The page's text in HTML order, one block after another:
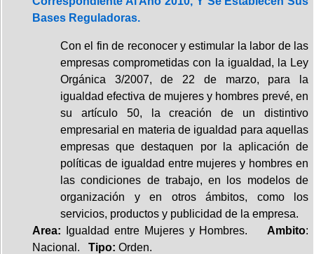
Bases Reguladoras.
Con el fin de reconocer y estimular la labor de las
empresas comprometidas con la igualdad, la Ley
Orgánica 3/2007, de 22 de marzo, para la
igualdad efectiva de mujeres y hombres prevé, en
su artículo 50, la creación de un distintivo
empresarial en materia de igualdad para aquellas
empresas que destaquen por la aplicación de
políticas de igualdad entre mujeres y hombres en
las condiciones de trabajo, en los modelos de
organización y en otros ámbitos, como los
servicios, productos y publicidad de la empresa.
Area: Igualdad entre Mujeres y Hombres. Ambito:
Nacional. Tipo: Orden.